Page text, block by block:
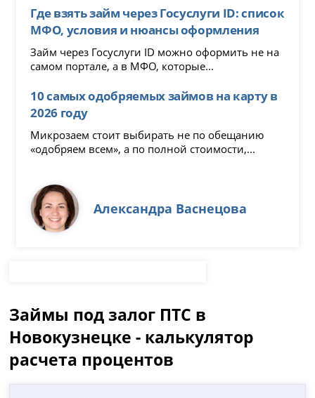
Где взять займ через Госуслуги ID: список
МФО, условия и нюансы оформления
Займ через Госуслуги ID можно оформить не на
самом портале, а в МФО, которые...
10 самых одобряемых займов на карту в
2026 году
Микрозаем стоит выбирать не по обещанию
«одобряем всем», а по полной стоимости,...
Александра Васнецова
Займы под залог ПТС в
Новокузнецке - калькулятор
расчета процентов